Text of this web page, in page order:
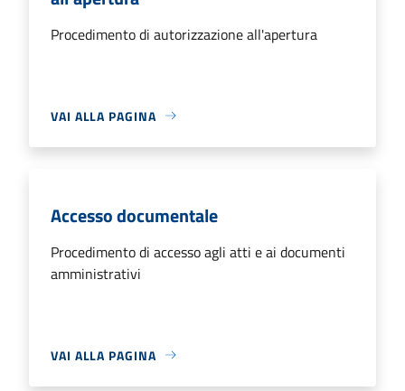
Procedimento di autorizzazione all'apertura
VAI ALLA PAGINA
Accesso documentale
Procedimento di accesso agli atti e ai documenti
amministrativi
VAI ALLA PAGINA